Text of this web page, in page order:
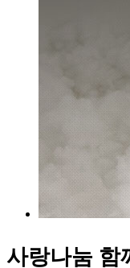
사랑나눔 함